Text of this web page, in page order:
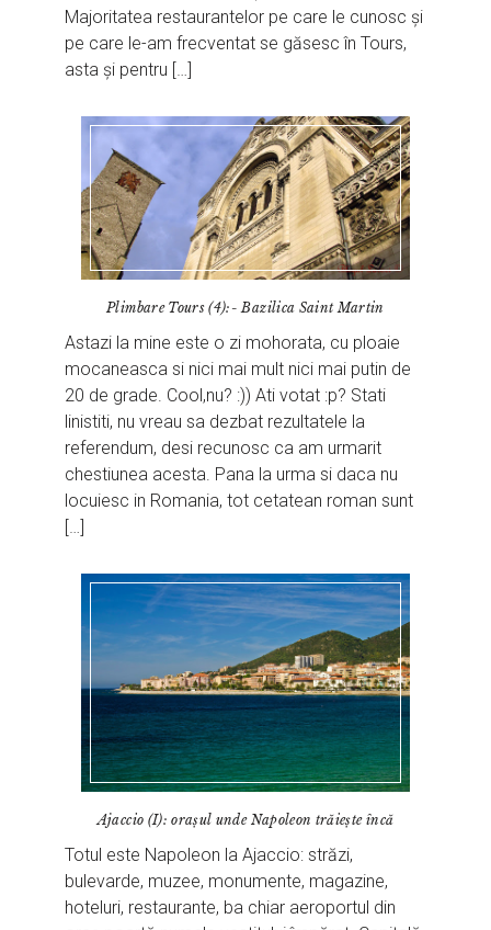
Majoritatea restaurantelor pe care le cunosc și
pe care le-am frecventat se găsesc în Tours,
asta și pentru […]
Plimbare Tours (4):- Bazilica Saint Martin
Astazi la mine este o zi mohorata, cu ploaie
mocaneasca si nici mai mult nici mai putin de
20 de grade. Cool,nu? :)) Ati votat :p? Stati
linistiti, nu vreau sa dezbat rezultatele la
referendum, desi recunosc ca am urmarit
chestiunea acesta. Pana la urma si daca nu
locuiesc in Romania, tot cetatean roman sunt
[…]
Ajaccio (I): orașul unde Napoleon trăiește încă
Totul este Napoleon la Ajaccio: străzi,
bulevarde, muzee, monumente, magazine,
hoteluri, restaurante, ba chiar aeroportul din